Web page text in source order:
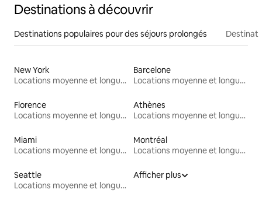
Destinations à découvrir
Destinations populaires pour des séjours prolongés
New York
Locations moyenne et longue durée
Barcelone
Locations moyenne et longue durée
Florence
Locations moyenne et longue durée
Athènes
Locations moyenne et longue durée
Miami
Locations moyenne et longue durée
Montréal
Locations moyenne et longue durée
Seattle
Locations moyenne et longue durée
Afficher plus